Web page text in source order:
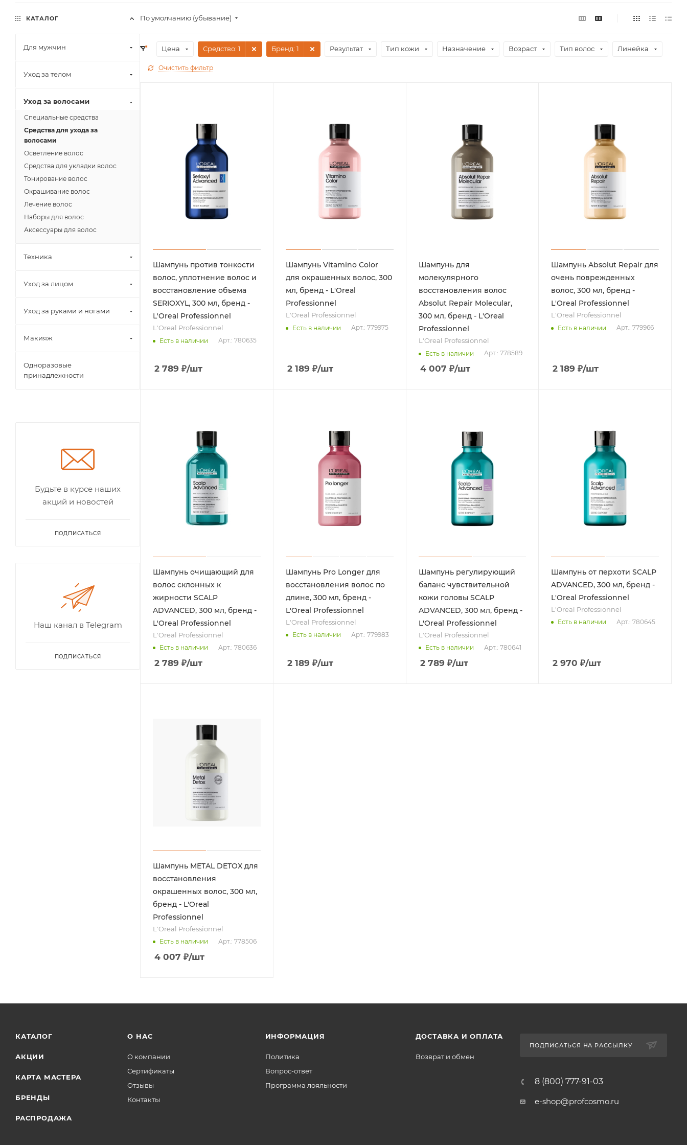
По умолчанию (убывание)
Цена Средство: 1 Бренд: 1 Результат Тип кожи Назначение Возраст Тип волос Линейка
Очистить фильтр
Шампунь против тонкости
волос, уплотнение волос и
восстановление объема
SERIOXYL, 300 мл, бренд -
L'Oreal Professionnel
L'Oreal Professionnel
Есть в наличии Арт.: 780635
2 789 ₽/шт
Шампунь Vitamino Color
для окрашенных волос, 300
мл, бренд - L'Oreal
Professionnel
L'Oreal Professionnel
Есть в наличии Арт.: 779975
2 189 ₽/шт
Шампунь для
молекулярного
восстановления волос
Absolut Repair Molecular,
300 мл, бренд - L'Oreal
Professionnel
L'Oreal Professionnel
Есть в наличии Арт.: 778589
4 007 ₽/шт
Шампунь Absolut Repair для
очень поврежденных
волос, 300 мл, бренд -
L'Oreal Professionnel
L'Oreal Professionnel
Есть в наличии Арт.: 779966
2 189 ₽/шт
Шампунь очищающий для
волос склонных к
жирности SCALP
ADVANCED, 300 мл, бренд -
L'Oreal Professionnel
L'Oreal Professionnel
Есть в наличии Арт.: 780636
2 789 ₽/шт
Шампунь Pro Longer для
восстановления волос по
длине, 300 мл, бренд -
L'Oreal Professionnel
L'Oreal Professionnel
Есть в наличии Арт.: 779983
2 189 ₽/шт
Шампунь регулирующий
баланс чувствительной
кожи головы SCALP
ADVANCED, 300 мл, бренд -
L'Oreal Professionnel
L'Oreal Professionnel
Есть в наличии Арт.: 780641
2 789 ₽/шт
Шампунь от перхоти SCALP
ADVANCED, 300 мл, бренд -
L'Oreal Professionnel
L'Oreal Professionnel
Есть в наличии Арт.: 780645
2 970 ₽/шт
Шампунь METAL DETOX для
восстановления
окрашенных волос, 300 мл,
бренд - L'Oreal
Professionnel
L'Oreal Professionnel
Есть в наличии Арт.: 778506
4 007 ₽/шт
КАТАЛОГ
Для мужчин
Уход за телом
Уход за волосами
Специальные средства
Средства для ухода за
волосами
Осветление волос
Средства для укладки волос
Тонирование волос
Окрашивание волос
Лечение волос
Наборы для волос
Аксессуары для волос
Техника
Уход за лицом
Уход за руками и ногами
Макияж
Одноразовые
принадлежности
Будьте в курсе наших
акций и новостей
ПОДПИСАТЬСЯ
Наш канал в Telegram
ПОДПИСАТЬСЯ
КАТАЛОГ
АКЦИИ
КАРТА МАСТЕРА
БРЕНДЫ
РАСПРОДАЖА
О НАС
О компании
Сертификаты
Отзывы
Контакты
ИНФОРМАЦИЯ
Политика
Вопрос-ответ
Программа лояльности
ДОСТАВКА И ОПЛАТА
Возврат и обмен
ПОДПИСАТЬСЯ НА РАССЫЛКУ
8 (800) 777-91-03
e-shop@profcosmo.ru